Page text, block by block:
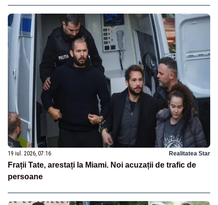
19 iul. 2026, 07:16 Realitatea Star
Frații Tate, arestați la Miami. Noi acuzații de trafic de
persoane